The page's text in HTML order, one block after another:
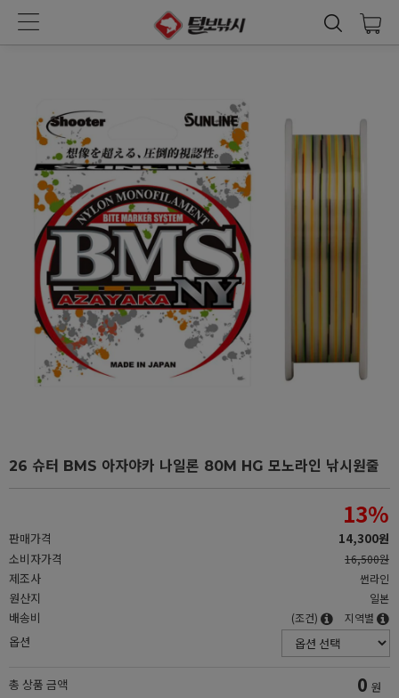
26 슈터 BMS 아자야카 나일론 80M HG 모노라인 낚시원줄
판매가격
13%
14,300원
소비자가격
16,500원
제조사 썬라인
원산지 일본
배송비 (조건) 지역별
옵션
총 상품 금액 0 원